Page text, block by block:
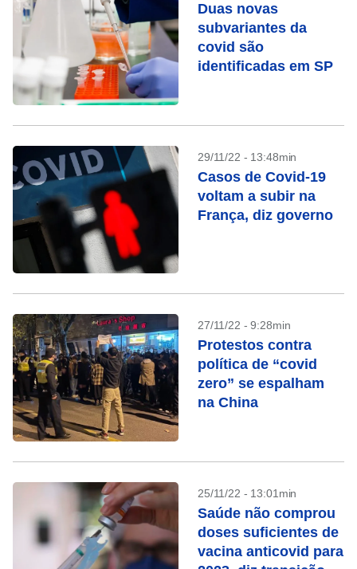
Duas novas
subvariantes da
covid são
identificadas em SP
29/11/22 - 13:48min
Casos de Covid-19
voltam a subir na
França, diz governo
27/11/22 - 9:28min
Protestos contra
política de “covid
zero” se espalham
na China
25/11/22 - 13:01min
Saúde não comprou
doses suficientes de
vacina anticovid para